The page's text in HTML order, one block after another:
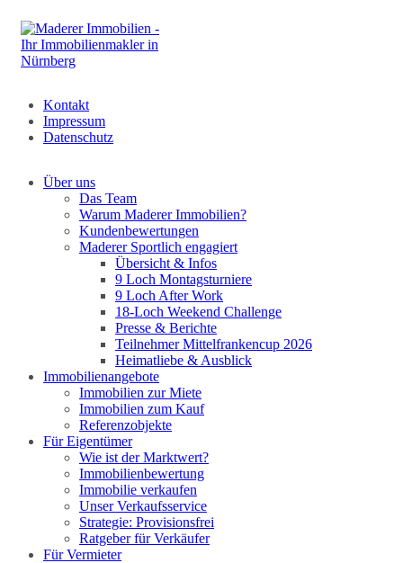
Kontakt
Impressum
Datenschutz
Über uns
Das Team
Warum Maderer Immobilien?
Kundenbewertungen
Maderer Sportlich engagiert
Übersicht & Infos
9 Loch Montagsturniere
9 Loch After Work
18-Loch Weekend Challenge
Presse & Berichte
Teilnehmer Mittelfrankencup 2026
Heimatliebe & Ausblick
Immobilienangebote
Immobilien zur Miete
Immobilien zum Kauf
Referenzobjekte
Für Eigentümer
Wie ist der Marktwert?
Immobilienbewertung
Immobilie verkaufen
Unser Verkaufsservice
Strategie: Provisionsfrei
Ratgeber für Verkäufer
Für Vermieter